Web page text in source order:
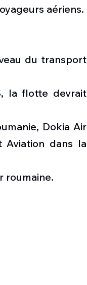
aériens.
du transport
la flotte devrait
Dokia Air
Aviation dans la
roumaine.